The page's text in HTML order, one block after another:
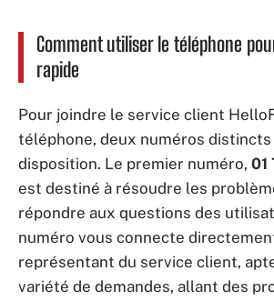
Comment utiliser le téléphone
rapide
Pour joindre le service client
téléphone, deux numéros distincts
disposition. Le premier numéro, 01
est destiné à résoudre les
répondre aux questions des
numéro vous connecte
représentant du service client,
variété de demandes, allant des